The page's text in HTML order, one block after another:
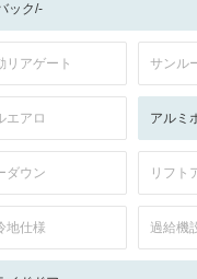
ック/-
リアゲート サンル
エアロ アルミ
ダウン リフト
地仕様 過給機